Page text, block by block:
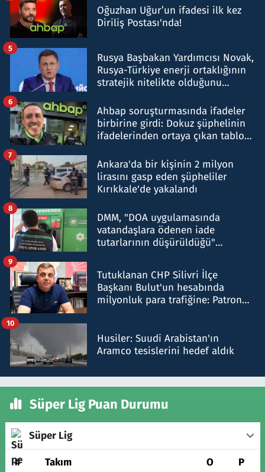
Oğuzhan Uğur’un ifadesi ilk kez
Diriliş Postası'nda!
Rusya Başbakan Yardımcısı Novak,
Rusya-Türkiye enerji ortaklığının
stratejik nitelikte olduğunu
5
Ahbap soruşturmasında ifadeler
birbirine girdi: Dokuz şüphelinin
ifadelerinden ortaya çıkan tablo
6
Ankara'da bir kişinin 2 milyon
lirasını gasp eden şüpheliler
Kırıkkale'de yakalandı
7
DMM, "DOA uygulamasında
vatandaşlara ödenen iade
tutarlarının düşürüldüğü"
8
Tutuklanan CHP Silivri İlçe
Başkanı Bulut'un hesabında
milyonluk para trafiğine: Patron
9
Husiler: Suudi Arabistan'ın
Aramco tesislerini hedef aldık
10
Süper Lig Puan Durumu
Süper Lig
# Takım O P